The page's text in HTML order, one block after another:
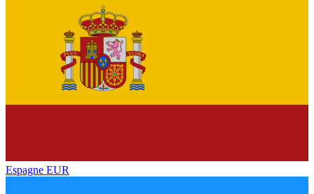
Espagne EUR